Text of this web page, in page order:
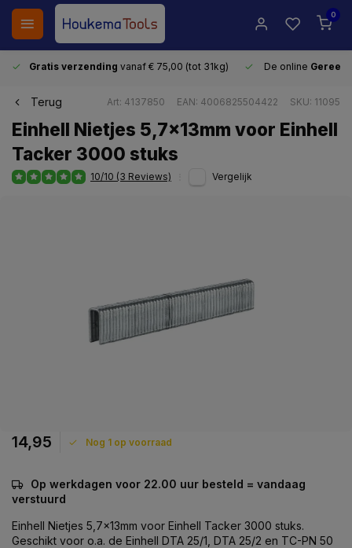
0
Gratis verzending vanaf € 75,00 (tot 31kg) De online
Terug Art: 4137850 EAN: 4006825504422 SKU: 11095
Einhell Nietjes 5,7x13mm voor Einhell
Tacker 3000 stuks
10/10 (3 Reviews) Vergelijk
14,95 Nog 1 op voorraad
Op werkdagen voor 22.00 uur besteld = vandaag
verstuurd
Einhell Nietjes 5,7x13mm voor Einhell Tacker 3000 stuks.
Geschikt voor o.a. de Einhell DTA 25/1, DTA 25/2 en TC-PN 50